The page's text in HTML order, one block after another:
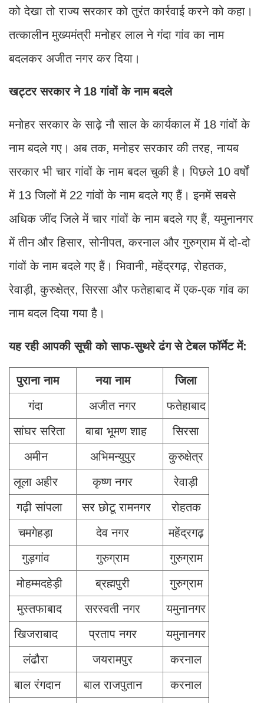
को देखा तो राज्य सरकार को तुरंत कार्रवाई करने को कहा।
तत्कालीन मुख्यमंत्री मनोहर लाल ने गंदा गांव का नाम
बदलकर अजीत नगर कर दिया।
खट्टर सरकार ने 18 गांवों के नाम बदले
मनोहर सरकार के साढ़े नौ साल के कार्यकाल में 18 गांवों के
नाम बदले गए। अब तक, मनोहर सरकार की तरह, नायब
सरकार भी चार गांवों के नाम बदल चुकी है। पिछले 10 वर्षों
में 13 जिलों में 22 गांवों के नाम बदले गए हैं। इनमें सबसे
अधिक जींद जिले में चार गांवों के नाम बदले गए हैं, यमुनानगर
में तीन और हिसार, सोनीपत, करनाल और गुरुग्राम में दो-दो
गांवों के नाम बदले गए हैं। भिवानी, महेंद्रगढ़, रोहतक,
रेवाड़ी, कुरुक्षेत्र, सिरसा और फतेहाबाद में एक-एक गांव का
नाम बदल दिया गया है।
यह रही आपकी सूची को साफ-सुथरे ढंग से टेबल फॉर्मेट में:
पुराना नाम नया नाम
जिला
गंदा
अजीत नगर
फतेहाबाद
सांघर सरिता
बाबा भूमण शाह
सिरसा
अमीन
अभिमन्युपुर
कुरुक्षेत्र
लूला अहीर
कृष्ण नगर
रेवाड़ी
गढ़ी सांपला
सर छोटू रामनगर
रोहतक
चमगेहड़ा
देव नगर
महेंद्रगढ़
गुड़गांव
गुरुग्राम
गुरुग्राम
मोहम्मदहेड़ी
ब्रह्मपुरी
गुरुग्राम
मुस्तफाबाद
सरस्वती नगर
यमुनानगर
खिजराबाद
प्रताप नगर
यमुनानगर
लंढौरा
जयरामपुर
करनाल
बाल रंगदान
बाल राजपुतान
करनाल